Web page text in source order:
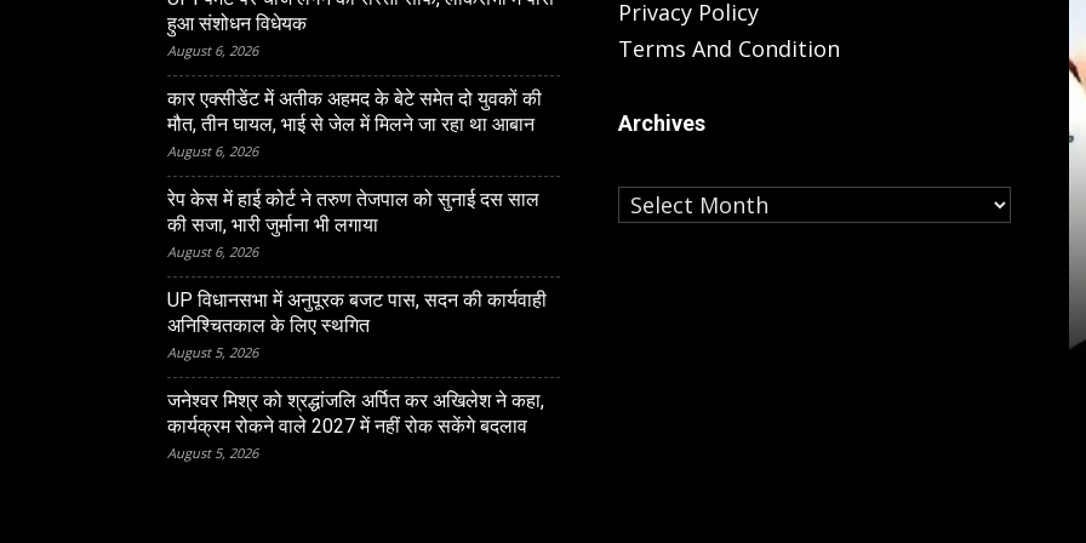
हुआ संशोधन विधेयक
August 6, 2026
कार एक्सीडेंट में अतीक अहमद के बेटे समेत दो युवकों की
मौत, तीन घायल, भाई से जेल में मिलने जा रहा था आबान
August 6, 2026
रेप केस में हाई कोर्ट ने तरुण तेजपाल को सुनाई दस साल
की सजा, भारी जुर्माना भी लगाया
August 6, 2026
UP विधानसभा में अनुपूरक बजट पास, सदन की कार्यवाही
अनिश्चितकाल के लिए स्थगित
August 5, 2026
जनेश्‍वर मिश्र को श्रद्धांजलि अर्पित कर अखिलेश ने कहा,
कार्यक्रम रोकने वाले 2027 में नहीं रोक सकेंगे बदलाव
August 5, 2026
Privacy Policy
Terms And Condition
Archives
Archives
LUCKNOW
“सीतापुर के स्‍कूल में बच्‍चों को दिया गया खाना
मांगा योगी सरकार से जवाब
NATIONAL
को श्रद्धांजलि अर्पित कर
कार्यक्रम रोकने वाले